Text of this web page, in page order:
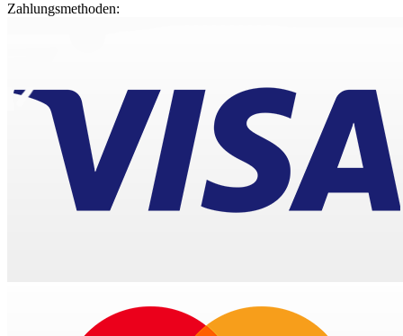
Zahlungsmethoden: